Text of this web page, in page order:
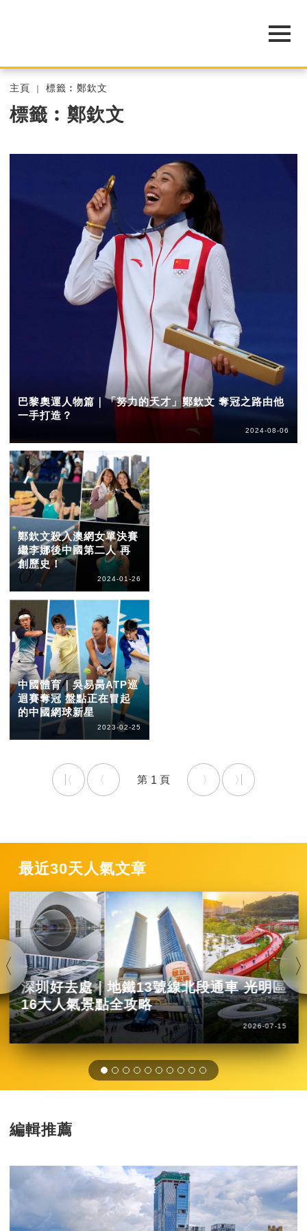
主頁 標籤︰鄭欽文
標籤︰鄭欽文
巴黎奧運人物篇｜「努力的天才」鄭欽文 奪冠之路由他
一手打造？
2024-08-06
鄭欽文殺入澳網女單決賽
繼李娜後中國第二人 再
創歷史！
2024-01-26
中國體育｜吳易昺ATP巡
迴賽奪冠 盤點正在冒起
的中國網球新星
2023-02-25
1
最近30天人氣文章
深圳好去處｜地鐵13號線北段通車 光明區
16大人氣景點全攻略
2026-07-15
編輯推薦